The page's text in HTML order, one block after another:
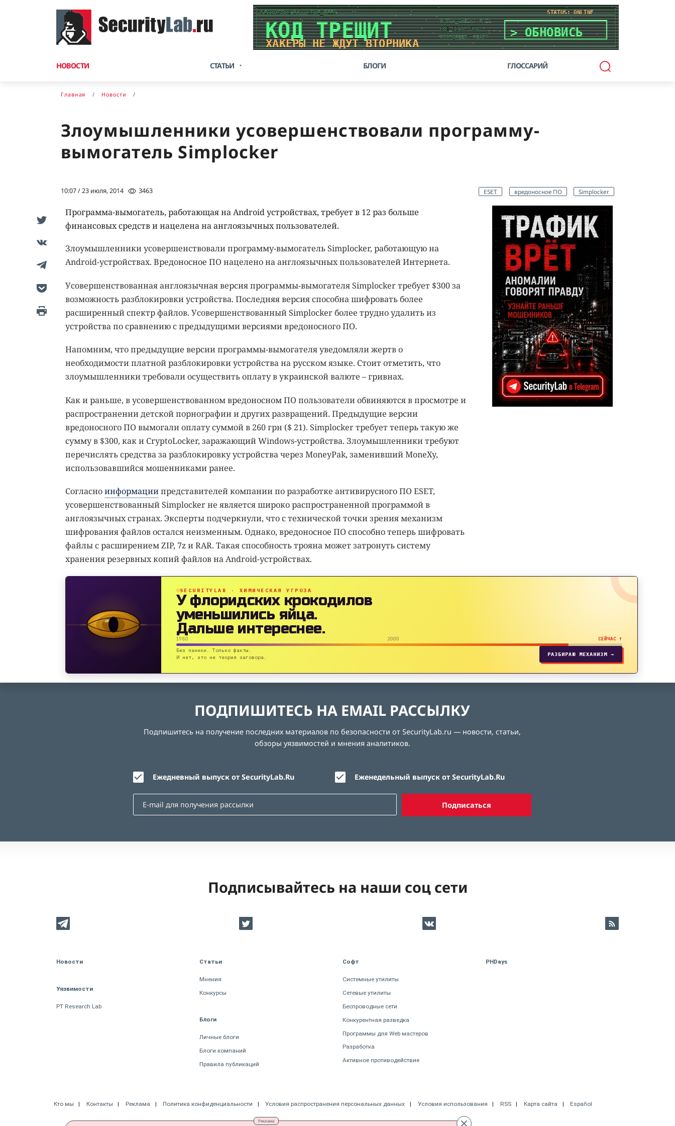
НОВОСТИ СТАТЬИ БЛОГИ ГЛОССАРИЙ
Реклама
Главная Новости
Злоумышленники усовершенствовали программу-
вымогатель Simplocker
10:07 / 23 июля, 2014 3463 ESET вредоносное ПО Simplocker
Программа-вымогатель, работающая на Android устройствах, требует в 12 раз больше
финансовых средств и нацелена на англоязычных пользователей.
Злоумышленники усовершенствовали программу-вымогатель Simplocker, работающую на
Android-устройствах. Вредоносное ПО нацелено на англоязычных пользователей Интернета.
Усовершенствованная англоязычная версия программы-вымогателя Simplocker требует $300 за
возможность разблокировки устройства. Последняя версия способна шифровать более
расширенный спектр файлов. Усовершенствованный Simplocker более трудно удалить из
устройства по сравнению с предыдущими версиями вредоносного ПО.
Напомним, что предыдущие версии программы-вымогателя уведомляли жертв о
необходимости платной разблокировки устройства на русском языке. Стоит отметить, что
злоумышленники требовали осуществить оплату в украинской валюте – гривнах.
Как и раньше, в усовершенствованном вредоносном ПО пользователи обвиняются в просмотре и
распространении детской порнографии и других развращений. Предыдущие версии
вредоносного ПО вымогали оплату суммой в 260 грн ($ 21). Simplocker требует теперь такую же
сумму в $300, как и CryptoLocker, заражающий Windows-устройства. Злоумышленники требуют
перечислять средства за разблокировку устройства через MoneyPak, заменивший MoneXy,
использовавшийся мошенниками ранее.
Согласноинформациипредставителей компании по разработке антивирусного ПО ESET,
усовершенствованный Simplocker не является широко распространенной программой в
англоязычных странах. Эксперты подчеркнули, что с технической точки зрения механизм
шифрования файлов остался неизменным. Однако, вредоносное ПО способно теперь шифровать
файлы с расширением ZIP, 7z и RAR. Такая способность трояна может затронуть систему
хранения резервных копий файлов на Android-устройствах.
SECURITYLAB · ХИМИЧЕСКАЯ УГРОЗА
У флоридских крокодилов
уменьшились яйца.
Дальше интереснее.
1980 2000 СЕЙЧАС ↑
Без паники. Только факты.
И нет, это не теория заговора.
РАЗБИРАЮ МЕХАНИЗМ →
ПОДПИШИТЕСЬ НА EMAIL РАССЫЛКУ
Подпишитесь на получение последних материалов по безопасности от SecurityLab.ru — новости, статьи,
обзоры уязвимостей и мнения аналитиков.
Ежедневный выпуск от SecurityLab.Ru Еженедельный выпуск от SecurityLab.Ru
Подписаться
Подписывайтесь на наши соц сети
Новости
Уязвимости
PT Research Lab
Статьи
Мнения
Конкурсы
Блоги
Личные блоги
Блоги компаний
Правила публикаций
Софт
Системные утилиты
Сетевые утилиты
Беспроводные сети
Конкурентная разведка
Программы для Web мастеров
Разработка
Активное противодействие
PHDays
Кто мы Контакты Реклама Политика конфиденциальности Условия распространения персональных данных Условия использования RSS Карта сайта Español